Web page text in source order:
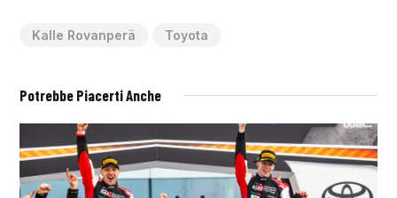
Kalle Rovanperä Toyota
Potrebbe Piacerti Anche